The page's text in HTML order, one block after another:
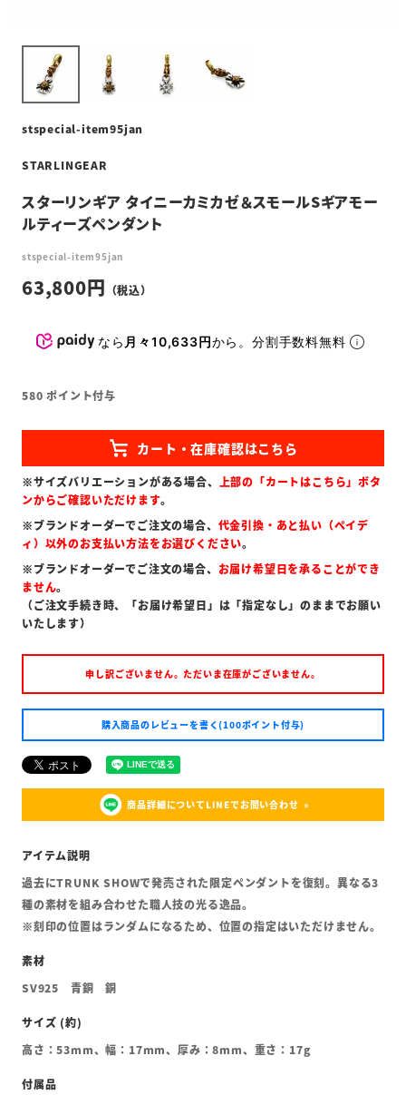
stspecial-item95jan
STARLINGEAR
スターリンギア タイニーカミカゼ＆スモールSギアモー
ルティーズペンダント
stspecial-item95jan
63,800
なら 月々10,633円から。分割手数料無料
580 ポイント付与
※サイズバリエーションがある場合、 上部の「カートはこちら」ボタ
ンからご確認いただけます。
※ブランドオーダーでご注文の場合、 代金引換・あと払い（ペイデ
ィ）以外のお支払い方法をお選びください。
※ブランドオーダーでご注文の場合、 お届け希望日を承ることができ
ません。
（ご注文手続き時、「お届け希望日」は「指定なし」のままでお願い
いたします）
申し訳ございません。ただいま在庫がございません。
購入商品のレビューを書く(100ポイント付与)
商品詳細についてLINEでお問い合わせ
過去にTRUNK SHOWで発売された限定ペンダントを復刻。異なる3
種の素材を組み合わせた職人技の光る逸品。
※刻印の位置はランダムになるため、位置の指定はいただけません。
SV925 青銅 銅
高さ：53mm、幅：17mm、厚み：8mm、重さ：17g